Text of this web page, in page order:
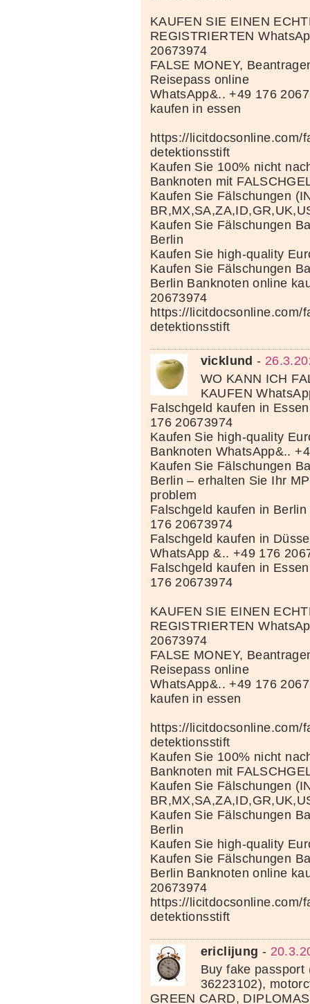
KAUFEN SIE EINEN
REGISTRIERTEN
20673974
FALSE MONEY,
Reisepass online
WhatsApp&.. +49 176
kaufen in essen
https://licitdocsonline.com/
detektionsstift
Kaufen Sie 100% nicht
Banknoten mit
Kaufen Sie Fälschungen
Kaufen Sie Fälschungen
Berlin
Kaufen Sie high-quality
Kaufen Sie Fälschungen
Berlin Banknoten online
20673974
https://licitdocsonline.com/
detektionsstift
vicklund -
WO KANN ICH
KAUFEN
Falschgeld kaufen in
176 20673974
Kaufen Sie high-quality
Banknoten WhatsApp&..
Kaufen Sie Fälschungen
Berlin – erhalten Sie Ihr
problem
Falschgeld kaufen in
176 20673974
Falschgeld kaufen in
WhatsApp &.. +49 176
Falschgeld kaufen in
176 20673974
KAUFEN SIE EINEN
REGISTRIERTEN
20673974
FALSE MONEY,
Reisepass online
WhatsApp&.. +49 176
kaufen in essen
https://licitdocsonline.com/
detektionsstift
Kaufen Sie 100% nicht
Banknoten mit
Kaufen Sie Fälschungen
Kaufen Sie Fälschungen
Berlin
Kaufen Sie high-quality
Kaufen Sie Fälschungen
Berlin Banknoten online
20673974
https://licitdocsonline.com/
detektionsstift
ericlijung -
Buy fake passport
36223102),
GREEN CARD, DIPLOMAS